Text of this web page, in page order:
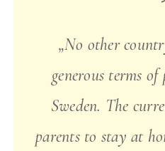
„No other
generous terms
Sweden. The
parents to stay at